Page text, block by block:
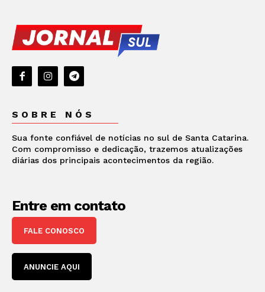
SOBRE NÓS
Sua fonte confiável de notícias no sul de Santa Catarina.
Com compromisso e dedicação, trazemos atualizações
diárias dos principais acontecimentos da região.
Entre em contato
FALE CONOSCO
ANUNCIE AQUI